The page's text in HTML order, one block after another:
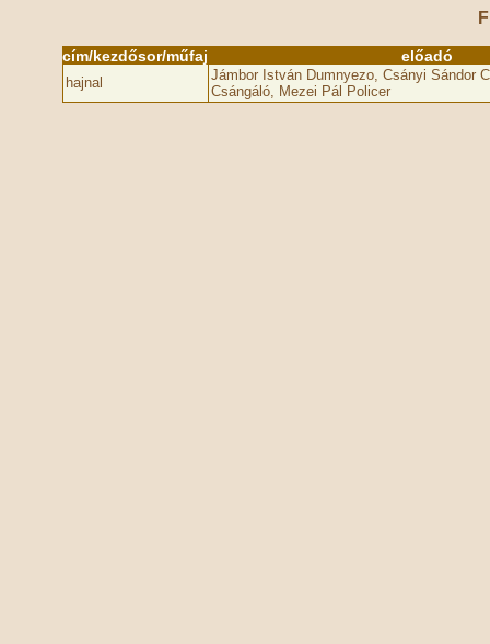
cím/kezdősor/műfaj előadó
hajnal
Jámbor István Dumnyezo, Csányi Sándor
Csángáló, Mezei Pál Policer